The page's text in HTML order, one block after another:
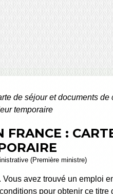
de séjour et documents
temporaire
:
(Première ministre)
avez trouvé un emploi
pour obtenir ce